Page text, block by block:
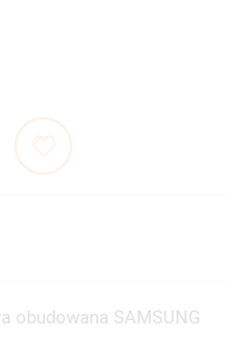
obudowana SAMSUNG